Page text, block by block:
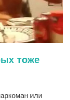
тоже
или